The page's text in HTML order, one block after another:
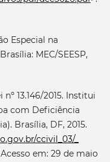
Especial na
MEC/SEESP,
nº 13.146/2015. Institui
com Deficiência
Brasília, DF, 2015.
ccivil_03/_
Acesso em: 29 de maio